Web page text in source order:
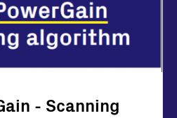
- Scanning